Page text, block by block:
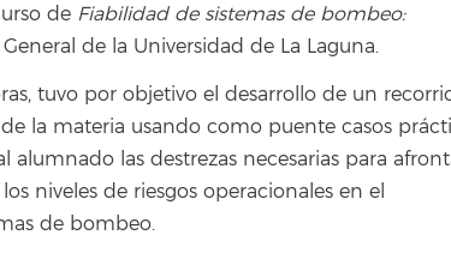
de Fiabilidad de sistemas de bombeo:
de la Universidad de La Laguna.
tuvo por objetivo el desarrollo de un
la materia usando como puente casos
alumnado las destrezas necesarias para
niveles de riesgos operacionales en el
de bombeo.